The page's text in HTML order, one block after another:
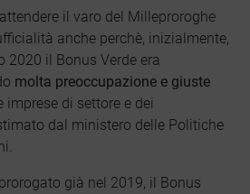
il varo del Milleproroghe
anche perchè, inizialmente,
2020 il Bonus Verde era
molta preoccupazione e giuste
imprese di settore e dei
dal ministero delle Politiche
già nel 2019, il Bonus